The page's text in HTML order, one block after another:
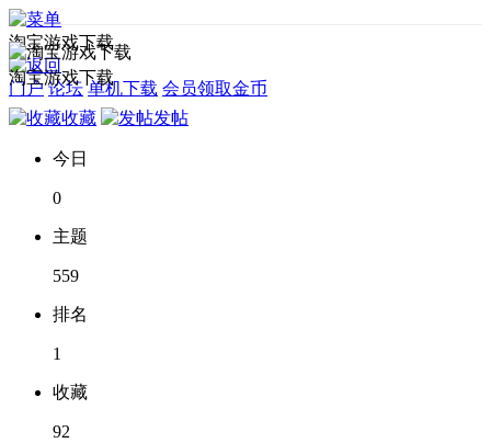
淘宝游戏下载
门户 论坛 单机下载 会员领取金币
淘宝游戏下载
收藏 发帖
今日
0
主题
559
排名
1
收藏
92